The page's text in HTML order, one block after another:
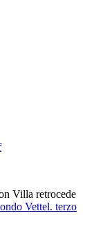
Villa retrocede
Vettel. terzo